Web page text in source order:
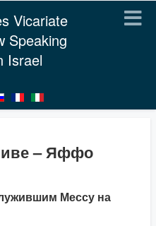
Vicariate
Speaking
Israel
– Яффо
Мессу на